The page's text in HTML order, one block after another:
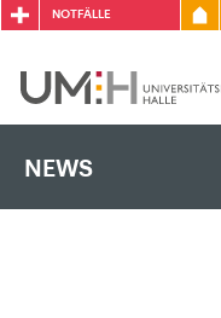
NOTFÄLLE
NEWS